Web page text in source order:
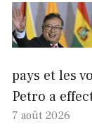
pays et les
Petro a
7 août 2026